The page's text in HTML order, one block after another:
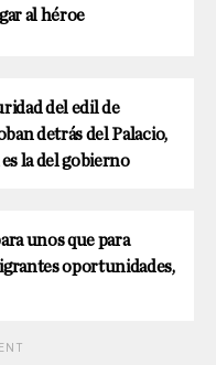
al héroe
del edil de
detrás del Palacio,
la del gobierno
unos que para
oportunidades,